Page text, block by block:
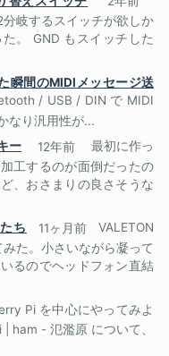
岐するスイッチが欲しか
。 GND もスイッチした
瞬間のMIDIメッセージ送
/ USB / DIN で MIDI
なり汎用性が...
ー
12年前
最初に作っ
工するのが面倒だったの
、おさまりの良さそうな
ち
11ヶ月前
VALETON
た。小さいながら凝って
るのでヘッドフォン直結
Pi を中心にやってみよ
ham - 氾濫原 について、